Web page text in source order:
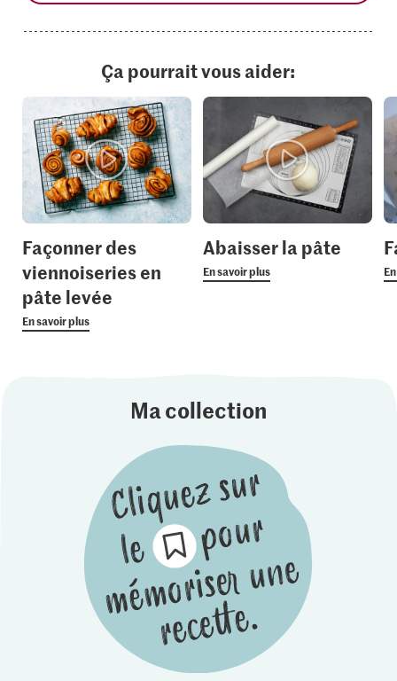
Ça pourrait vous aider:
Façonner des
viennoiseries en
pâte levée
En savoir plus
Abaisser la pâte
En savoir plus
Ma collection